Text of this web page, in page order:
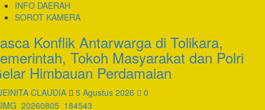
INFO DAERAH
SOROT KAMERA
Konflik Antarwarga di Tolikara,
Tokoh Masyarakat dan Polri
Himbauan Perdamaian
CLAUDIA 5 Agustus 2026 0